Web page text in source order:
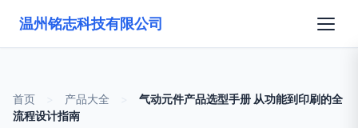
温州铭志科技有限公司
首页 产品大全
气动元件产品选型手册 从功能到印刷的全
流程设计指南